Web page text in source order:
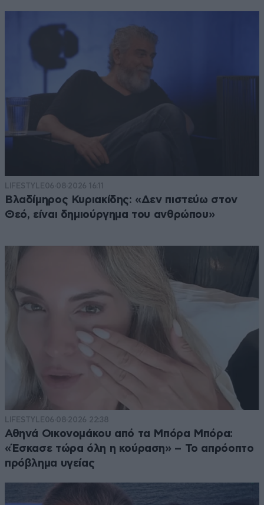
LIFESTYLE06·08·2026 16:11
Βλαδίμηρος Κυριακίδης: «Δεν πιστεύω στον
Θεό, είναι δημιούργημα του ανθρώπου»
LIFESTYLE06·08·2026 22:38
Αθηνά Οικονομάκου από τα Μπόρα Μπόρα:
«Έσκασε τώρα όλη η κούραση» – Το απρόοπτο
πρόβλημα υγείας